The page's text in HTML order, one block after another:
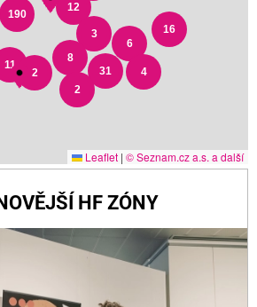
2
16
2
6
4
8
31
3
12
11
190
Leaflet | © Seznam.cz a.s. a další
HF ZÓNY